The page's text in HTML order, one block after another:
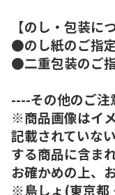
【のし・包装に
●のし紙のご指
●二重包装のご
----その他のご注
※商品画像はイ
記載されていな
する商品に含ま
お確かめの上、
※島しょ(東京都